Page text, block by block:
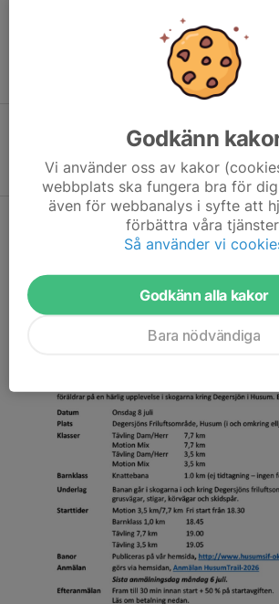
Bansträckning 1,1km
Banprofil 1,1km
Husum trail 2026
Godkänn
Vi använder oss av kakor
webbplats ska fungera bra för
även för webbanalys i syfte att
förbättra våra
Så använder vi
Godkänn alla kakor
Bara nödvändiga